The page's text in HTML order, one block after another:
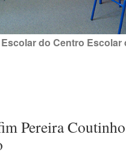
do Centro Escolar
Pereira Coutinho